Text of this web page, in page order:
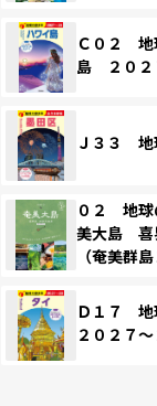
Ｃ０２ 地
島 ２０２
Ｊ３３
０２ 地
美大島 喜
（奄美群
Ｄ１７
２０２７